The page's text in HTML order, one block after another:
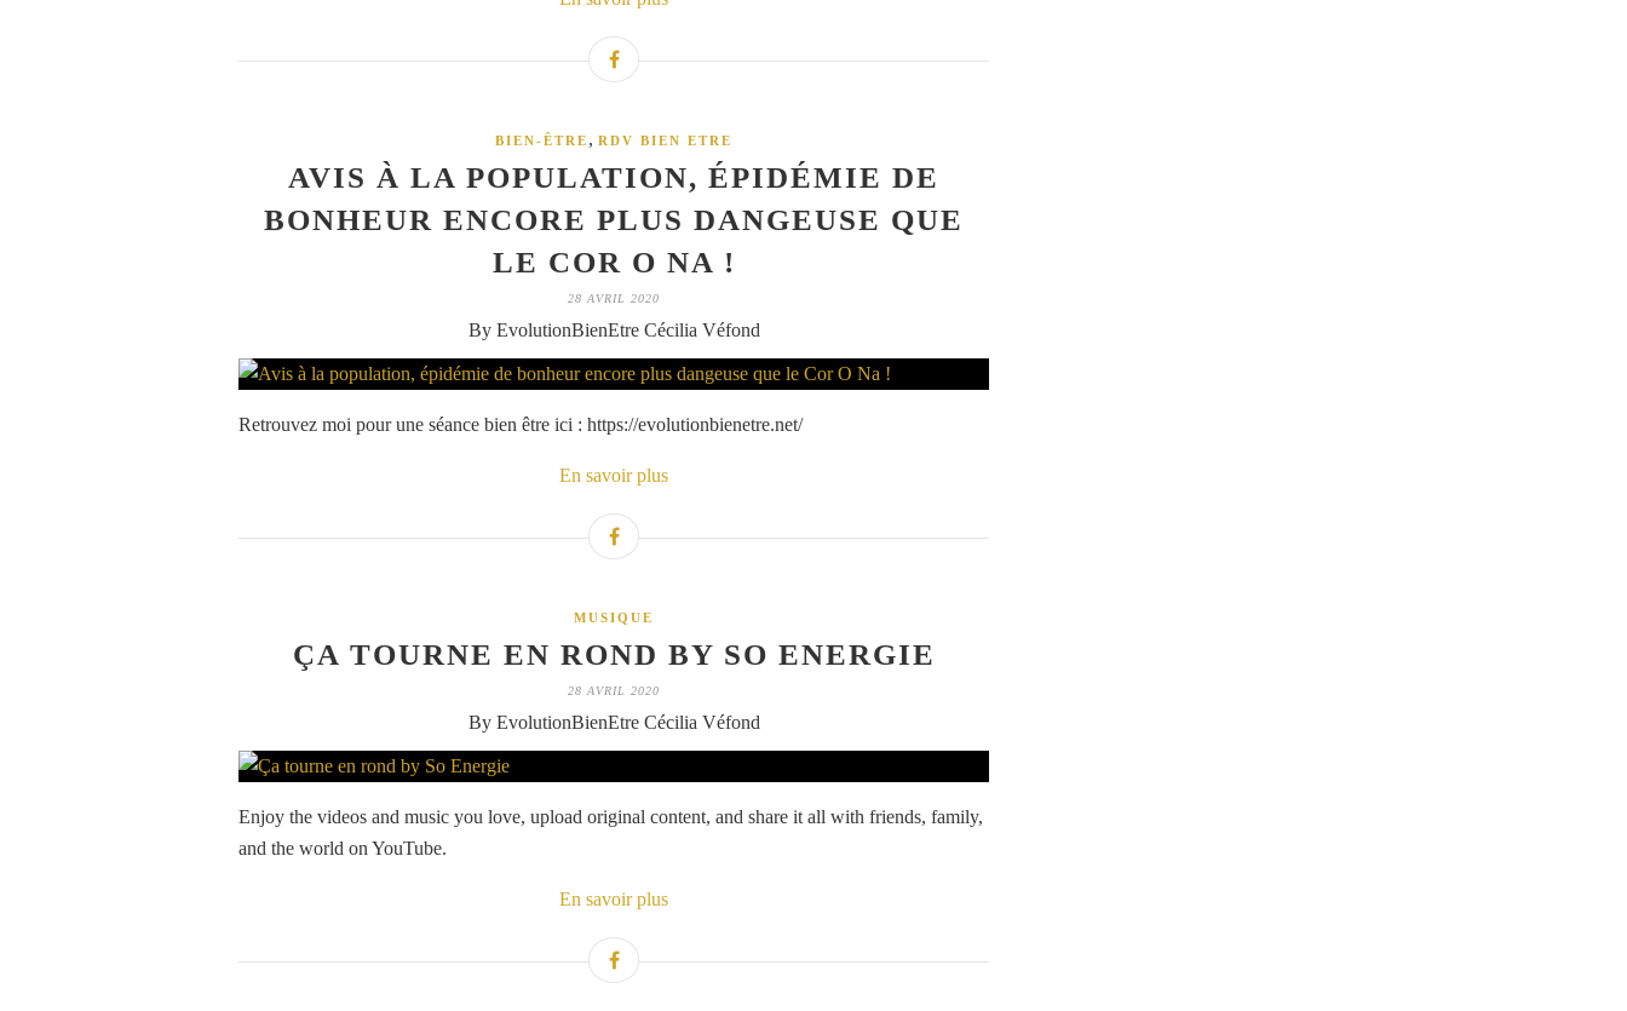
BIEN-ÊTRE , RDV BIEN ETRE
AVIS À LA POPULATION, ÉPIDÉMIE DE
BONHEUR ENCORE PLUS DANGEUSE QUE
LE COR O NA !
28 AVRIL 2020
By EvolutionBienEtre Cécilia Véfond
Retrouvez moi pour une séance bien être ici : https://evolutionbienetre.net/
En savoir plus
MUSIQUE
ÇA TOURNE EN ROND BY SO ENERGIE
28 AVRIL 2020
By EvolutionBienEtre Cécilia Véfond
Enjoy the videos and music you love, upload original content, and share it all with friends, family,
and the world on YouTube.
En savoir plus